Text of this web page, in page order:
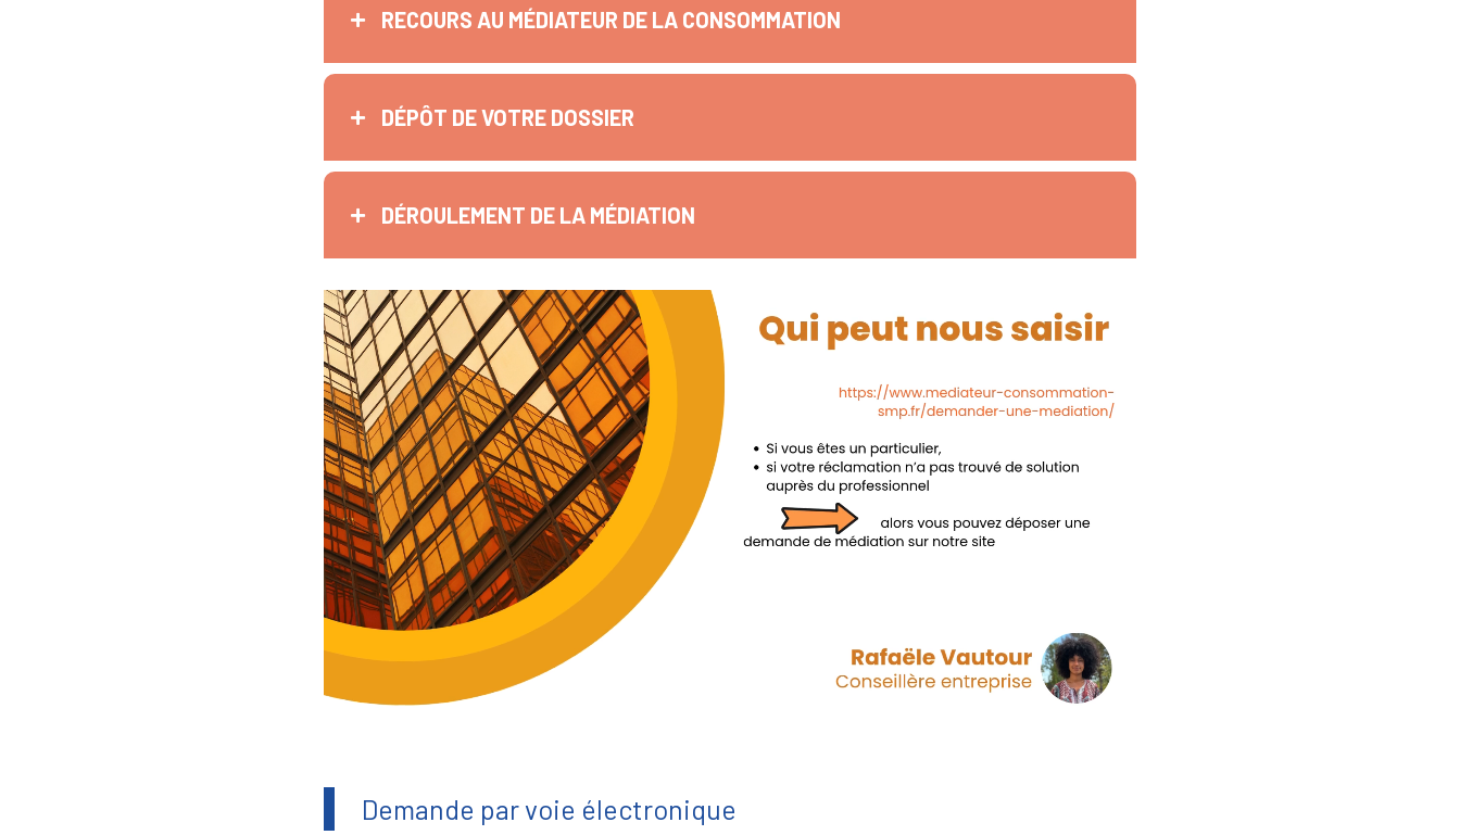
RECOURS AU MÉDIATEUR DE LA CONSOMMATION
DÉPÔT DE VOTRE DOSSIER
DÉROULEMENT DE LA MÉDIATION
Demande par voie électronique